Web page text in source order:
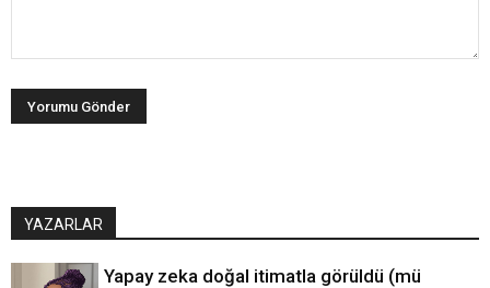
YAZARLAR
Yapay zeka doğal itimatla görüldü (mü